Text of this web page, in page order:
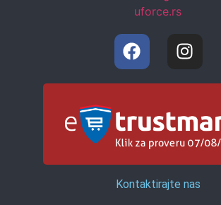
Kontaktirajte nas